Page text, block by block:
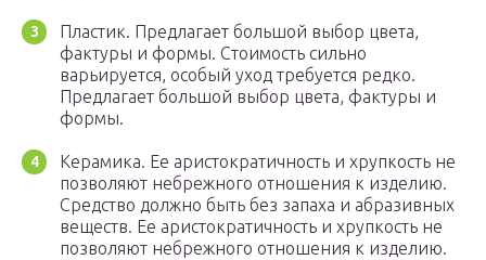
Пластик. Предлагает большой выбор цвета,
фактуры и формы. Стоимость сильно
варьируется, особый уход требуется редко.
Предлагает большой выбор цвета, фактуры и
формы.
Керамика. Ее аристократичность и хрупкость не
позволяют небрежного отношения к изделию.
Средство должно быть без запаха и абразивных
веществ. Ее аристократичность и хрупкость не
позволяют небрежного отношения к изделию.